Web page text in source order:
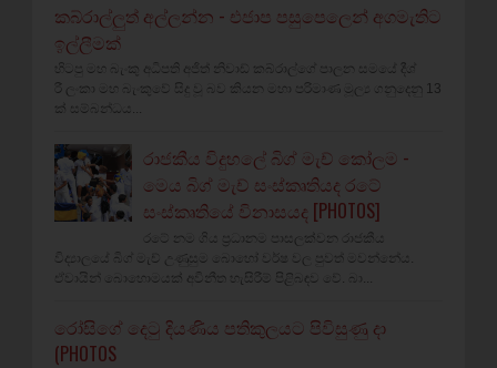
කබ්රාල්ලුත් අල්ලන්න - එජාප පසුපෙලෙන් අගමැතිට
ඉල්ලීමක්
හිටපු මහ බැංකු අධිපති අජිත් නිවාඩ් කබ්රාල්ගේ පාලන සමයේ දීශ්‍
රී ලංකා මහ බැංකුවේ සිදු වූ බව කියන මහා පරිමාණ මූල්‍ය ගනුදෙනු 13
ක් සම්බන්ධය...
රාජකීය විදුහලේ බිග් මැච් කෝලම -
මෙය බිග් මැච් සංස්කෘතියද රටේ
සංස්කෘතියේ විනාසයද [PHOTOS]
රටේ නම ගිය ප්‍රධානම පාසලක්වන රාජකීය
විද්‍යාලයේ බිග් මැච් උණුසුම බොහෝ වර්ෂ වල පුවත් මවන්නේය.
ඒවායින් බොහොමයක් අවිනීත හැසිරීම් පිළිබඳව වේ. බා...
රෝසිගේ දෙටු දියණිය පතිකුලයට පිවිසුණු දා
(PHOTOS